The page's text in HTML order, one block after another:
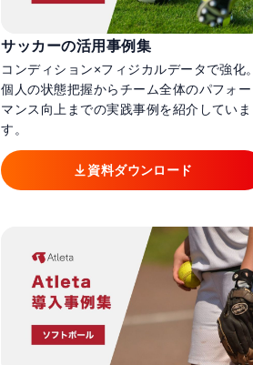
サッカーの活用事例集
コンディション×フィジカルデータで強化。
個人の状態把握からチーム全体のパフォー
マンス向上までの実践事例を紹介していま
す。
資料ダウンロード